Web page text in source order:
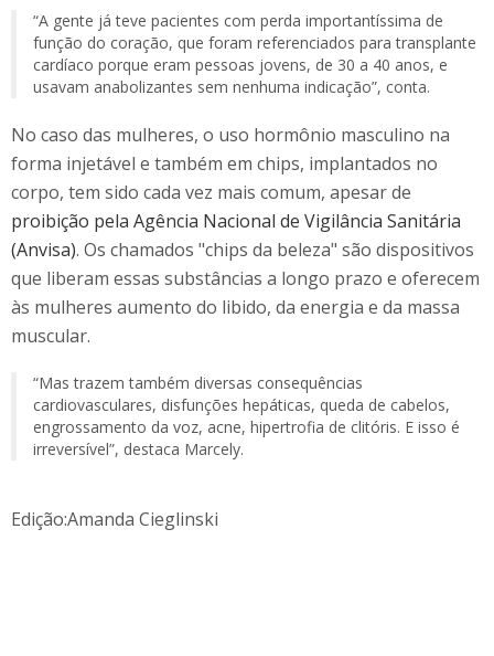
“A gente já teve pacientes com perda importantíssima de
função do coração, que foram referenciados para transplante
cardíaco porque eram pessoas jovens, de 30 a 40 anos, e
usavam anabolizantes sem nenhuma indicação”, conta.
No caso das mulheres, o uso hormônio masculino na
forma injetável e também em chips, implantados no
corpo, tem sido cada vez mais comum, apesar de
proibição pela Agência Nacional de Vigilância Sanitária
(Anvisa). Os chamados "chips da beleza" são dispositivos
que liberam essas substâncias a longo prazo e oferecem
às mulheres aumento do libido, da energia e da massa
muscular.
“Mas trazem também diversas consequências
cardiovasculares, disfunções hepáticas, queda de cabelos,
engrossamento da voz, acne, hipertrofia de clitóris. E isso é
irreversível”, destaca Marcely.
Edição:Amanda Cieglinski